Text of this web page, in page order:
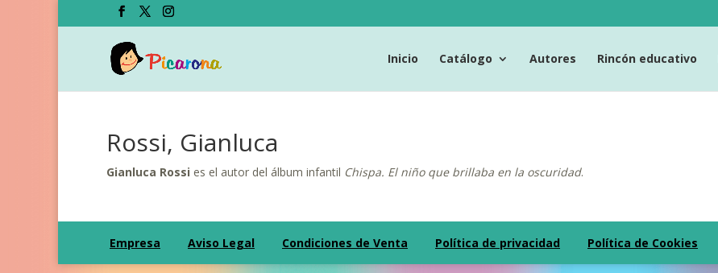
Inicio Catálogo Autores Rincón educativo
Rossi, Gianluca
Gianluca Rossi es el autor del álbum infantil Chispa. El niño que brillaba en la oscuridad.
Empresa Aviso Legal Condiciones de Venta Política de privacidad Política de Cookies